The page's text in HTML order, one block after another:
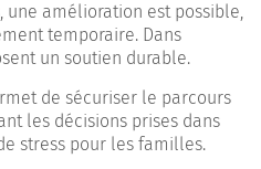
une amélioration est possible,
temporaire. Dans
un soutien durable.
de sécuriser le parcours
les décisions prises dans
stress pour les familles.